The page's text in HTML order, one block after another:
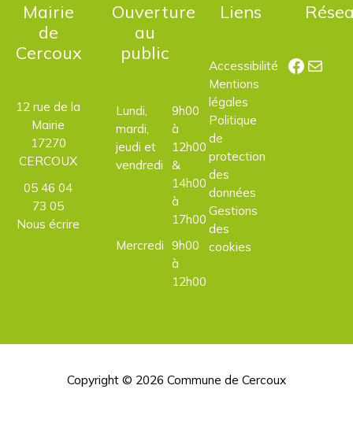
Mairie
de
Cercoux
12 rue de la
Mairie
17270
CERCOUX
05 46 04
73 05
Nous écrire
Ouverture
au
public
Lundi,
mardi,
jeudi et
vendredi
9h00
à
12h00
&
14h00
à
17h00
Mercredi 9h00
à
12h00
Liens
Accessibilité
Mentions
légales
Politique
de
protection
des
données
Gestions
des
cookies
E-mail
Copyright © 2026 Commune de Cercoux